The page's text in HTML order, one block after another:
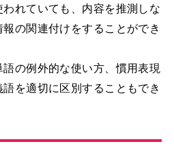
われていても、内容を推測しな
の関連付けをすることができ
語の例外的な使い方、慣用表現
を適切に区別することもでき